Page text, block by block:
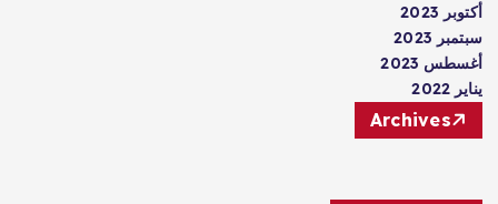
أكتوبر 2023
سبتمبر 2023
أغسطس 2023
يناير 2022
Archives